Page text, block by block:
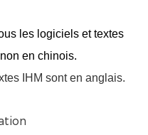
les logiciels et textes
en chinois.
IHM sont en anglais.